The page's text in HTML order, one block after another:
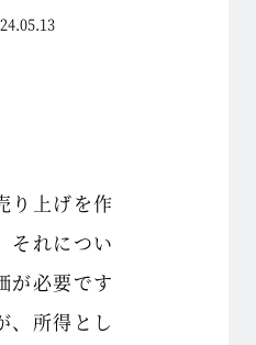
上げを作
それについ
が必要です
、所得とし